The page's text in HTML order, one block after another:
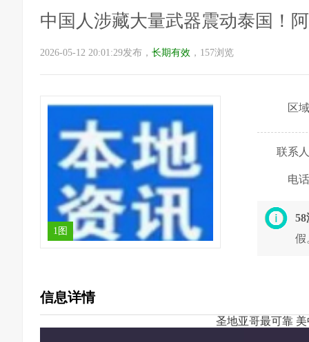
中国人涉藏大量武器震动泰国！
2026-05-12 20:01:29发布， 长期有效 ，157浏览
1图
区
联系
电
假
信息详情
圣地亚哥最可靠